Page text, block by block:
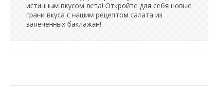
истинным вкусом лета! Откройте для себя новые
грани вкуса с нашим рецептом салата из
запеченных баклажан!